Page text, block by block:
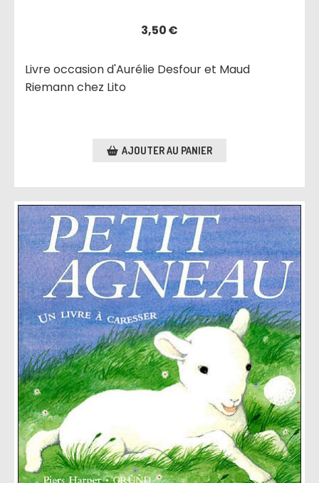
3,50€
Livre occasion d'Aurélie Desfour et Maud
Riemann chez Lito
AJOUTER AU PANIER